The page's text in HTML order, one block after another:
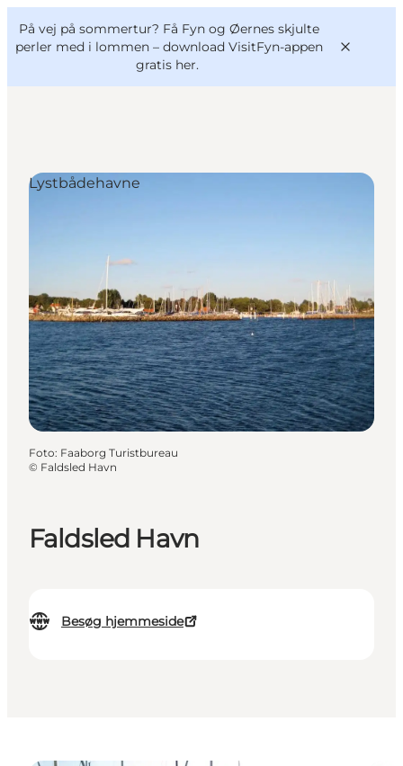
På vej på sommertur? Få Fyn og Øernes skjulte
perler med i lommen – download VisitFyn-appen
gratis her.
Oplevelser
Overnatning
Book lokale oplevelser
VisitFyn
Deutsch
Faldsled Havn
Besøg hjemmeside
Lystbådehavne
Foto: Faaborg Turistbureau
© Faldsled Havn